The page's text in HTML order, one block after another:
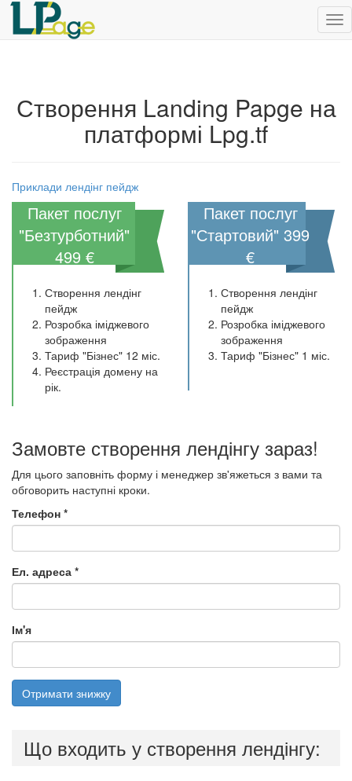
Створення Landing Papge на
платформі Lpg.tf
Приклади лендінг пейдж
Пакет послуг
"Безтурботний"
499 €
з тарифом "Бізнес" на
12 місяців
Створення лендінг
пейдж
Розробка іміджевого
зображення
Тариф "Бізнес" 12 міс.
Реєстрація домену на
рік.
Пакет послуг
"Стартовий" 399
€
з тарифом "Бізнес" на
1 місяць
Створення лендінг
пейдж
Розробка іміджевого
зображення
Тариф "Бізнес" 1 міс.
Замовте створення лендінгу зараз!
Для цього заповніть форму і менеджер зв'яжеться з вами та
обговорить наступні кроки.
Телефон *
Ел. адреса *
Ім'я
Отримати знижку
Що входить у створення лендінгу: